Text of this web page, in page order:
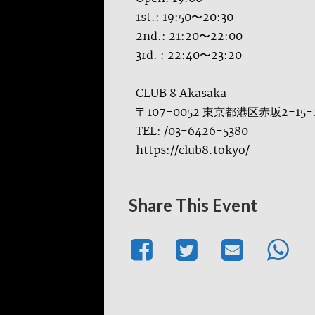
1st.: 19:50〜20:30
2nd.: 21:20〜22:00
3rd. : 22:40〜23:20
CLUB 8 Akasaka
〒107-0052 東京都港区赤坂2-15-
TEL: /03-6426-5380
https://club8.tokyo/
Share This Event